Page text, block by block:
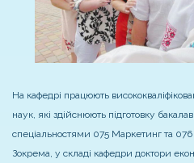
На кафедрі працюють
наук, які здійснюють підготовку
спеціальностями 075 Маркетинг та
Зокрема, у складі кафедри доктори